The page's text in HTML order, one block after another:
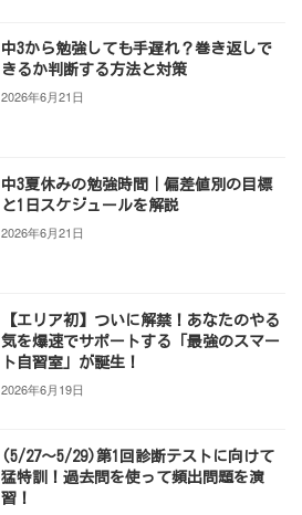
中3から勉強しても手遅れ？巻き返しで
きるか判断する方法と対策
2026年6月21日
中3夏休みの勉強時間｜偏差値別の目標
と1日スケジュールを解説
2026年6月21日
【エリア初】ついに解禁！あなたのやる
気を爆速でサポートする「最強のスマー
ト自習室」が誕生！
2026年6月19日
(5/27～5/29)第1回診断テストに向けて
猛特訓！過去問を使って頻出問題を演
習！